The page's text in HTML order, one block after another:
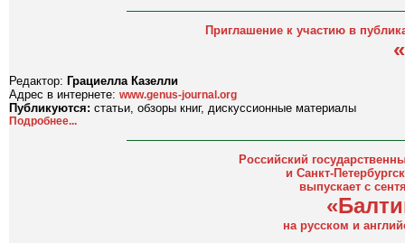
Приглашение к участию в
Редактор: Грациелла Казелли
Адрес в интернете: www.genus-journal.org
Публикуются: статьи, обзоры книг, дискуссионные материалы
Подробнее...
Российский
и Санкт-
выпускает с
на русском и